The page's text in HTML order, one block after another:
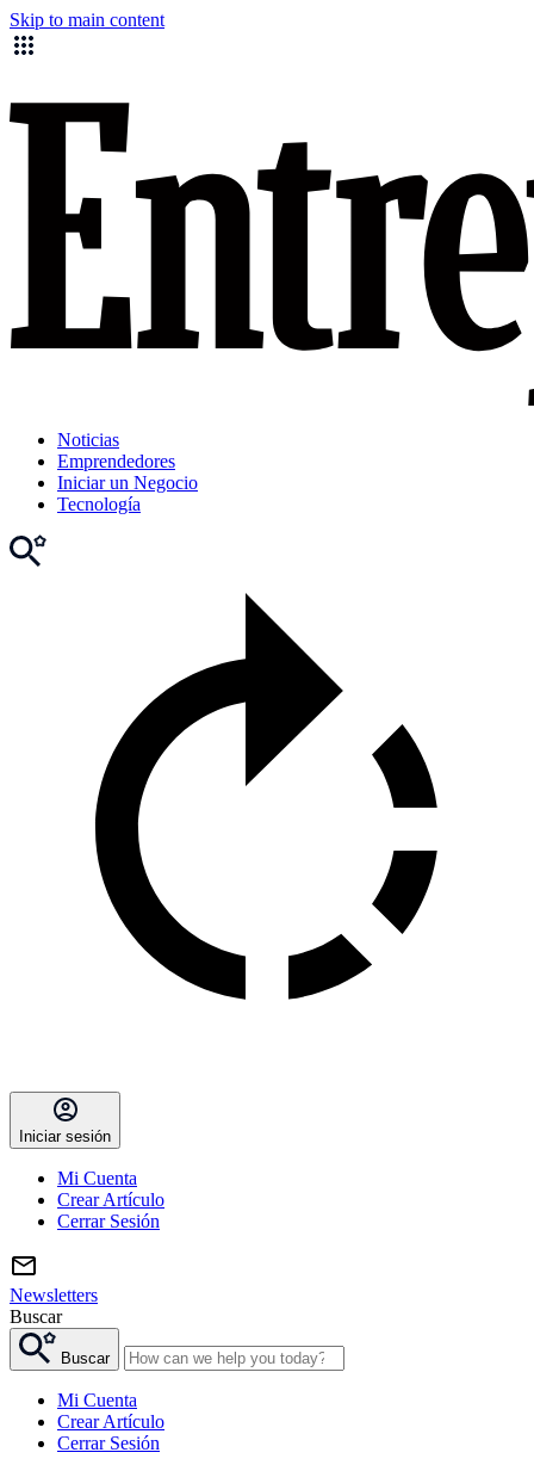
Skip to main content
Noticias
Emprendedores
Iniciar un Negocio
Tecnología
Iniciar sesión
Mi Cuenta
Crear Artículo
Cerrar Sesión
Newsletters
Buscar
Buscar
Mi Cuenta
Crear Artículo
Cerrar Sesión